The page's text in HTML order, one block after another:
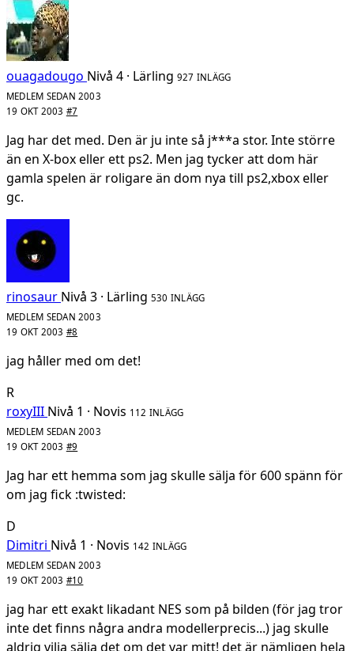
ouagadougo Nivå 4 · Lärling 927 INLÄGG
MEDLEM SEDAN 2003
19 OKT 2003 #7
Jag har det med. Den är ju inte så j***a stor. Inte större
än en X-box eller ett ps2. Men jag tycker att dom här
gamla spelen är roligare än dom nya till ps2,xbox eller
gc.
rinosaur Nivå 3 · Lärling 530 INLÄGG
MEDLEM SEDAN 2003
19 OKT 2003 #8
jag håller med om det!
R
roxyIII Nivå 1 · Novis 112 INLÄGG
MEDLEM SEDAN 2003
19 OKT 2003 #9
Jag har ett hemma som jag skulle sälja för 600 spänn för
om jag fick :twisted:
D
Dimitri Nivå 1 · Novis 142 INLÄGG
MEDLEM SEDAN 2003
19 OKT 2003 #10
jag har ett exakt likadant NES som på bilden (för jag tror
inte det finns några andra modellerprecis...) jag skulle
aldrig vilja sälja det om det var mitt! det är nämligen hela